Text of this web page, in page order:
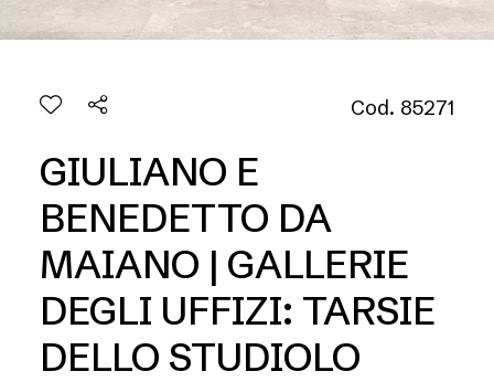
Cod. 85271
GIULIANO E
BENEDETTO DA
MAIANO | GALLERIE
DEGLI UFFIZI: TARSIE
DELLO STUDIOLO